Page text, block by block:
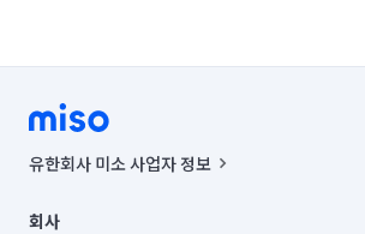
유한회사 미소 사업자 정보
00019 |
회사